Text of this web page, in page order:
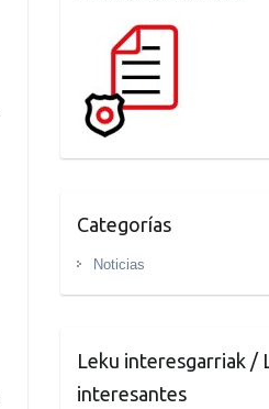
Categorías
Noticias
Leku interesgarriak /
interesantes